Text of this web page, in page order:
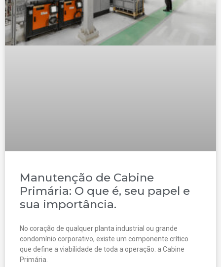
Manutenção de Cabine
Primária: O que é, seu papel e
sua importância.
No coração de qualquer planta industrial ou grande
condomínio corporativo, existe um componente crítico
que define a viabilidade de toda a operação: a Cabine
Primária.